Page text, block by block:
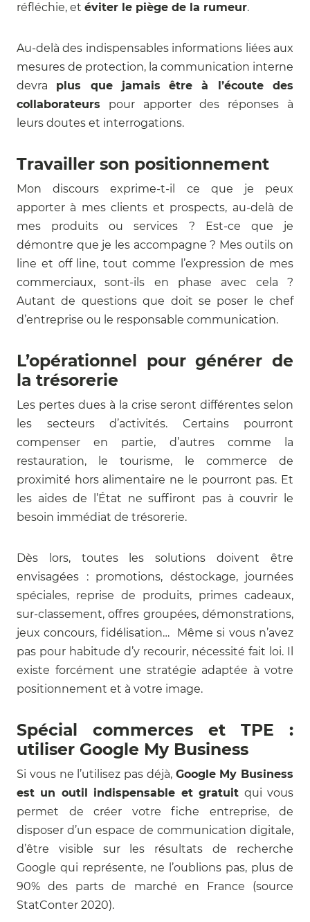
réfléchie, et éviter le piège de la rumeur.
Au-delà des indispensables informations liées aux
mesures de protection, la communication interne
devra plus que jamais
être à l’écoute des
collaborateurs pour apporter des réponses à
leurs doutes et interrogations.
Travailler son positionnement
Mon discours exprime-t-il ce que je peux
apporter à mes clients et prospects, au-delà de
mes produits ou services ? Est-ce que je
démontre que je les accompagne ? Mes outils on
line et off line, tout comme l’expression de mes
commerciaux, sont-ils en phase avec cela ?
Autant de questions que doit se poser le chef
d’entreprise ou le responsable communication.
L’opérationnel pour générer de
la trésorerie
Les pertes dues à la crise seront différentes selon
les secteurs d’activités. Certains pourront
compenser en partie, d’autres comme la
restauration, le tourisme, le commerce de
proximité hors alimentaire ne le pourront pas. Et
les aides de l’État ne suffiront pas à couvrir le
besoin immédiat de trésorerie.
Dès lors, toutes les solutions doivent être
envisagées : promotions, déstockage, journées
spéciales, reprise de produits, primes cadeaux,
sur-classement, offres groupées, démonstrations,
jeux concours, fidélisation… Même si vous n’avez
pas pour habitude d’y recourir, nécessité fait loi. Il
existe forcément une stratégie adaptée à votre
positionnement et à votre image.
Spécial commerces et TPE :
utiliser Google My Business
Si vous ne l’utilisez pas déjà, Google My Business
est un outil indispensable et gratuit qui vous
permet de créer votre fiche entreprise, de
disposer d’un espace de communication digitale,
d’être visible sur les résultats de recherche
Google qui représente, ne l’oublions pas, plus de
90% des parts de marché en France (source
StatConter 2020).